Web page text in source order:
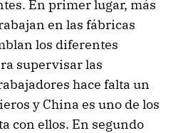
En primer lugar, más
en las fábricas
los diferentes
supervisar las
hace falta un
y China es uno de los
con ellos. En segundo